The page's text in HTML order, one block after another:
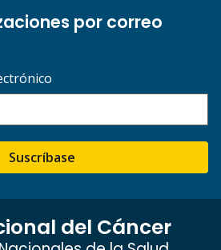
por correo
Suscríbase
del Cáncer